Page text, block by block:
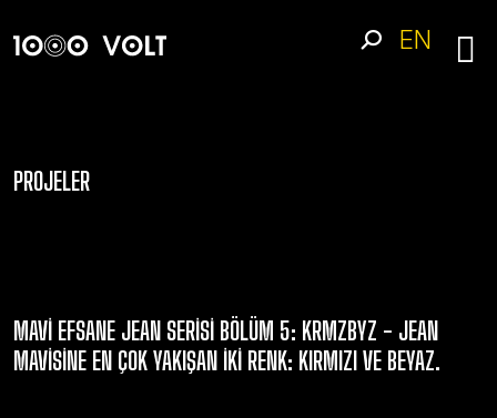
EN
PROJELER
MAVI EFSANE JEAN SERISI BÖLÜM 5: KRMZBYZ - JEAN
MAVISINE EN ÇOK YAKIŞAN IKI RENK: KIRMIZI VE BEYAZ.